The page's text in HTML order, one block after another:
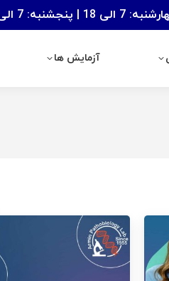
7 الی 16 | جمعه تعطیل
آزمایش ها
آزمایش ها